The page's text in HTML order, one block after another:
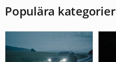
Populära kategorier